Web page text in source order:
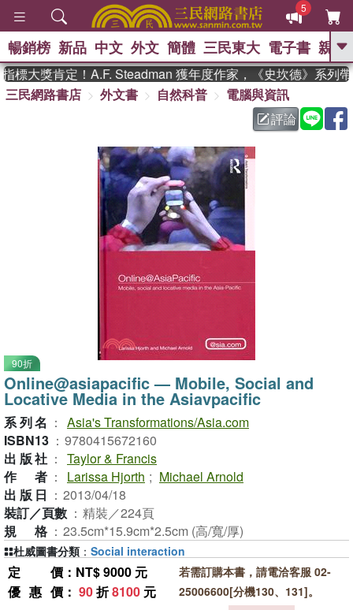
5
GO
熱搜： 東野圭吾 、 高希均教授回憶錄
父親節 、 如果歷
暑期推薦 、 國際布克
獎 臺灣漫遊錄 、 方念華
登輝時代 、 數學女孩：黎曼猜想
偉大的迷走神經
暢銷榜 新品 中文 外文 簡體 三民東大 電子書 親子
大獎肯定！A.F. Steadman 獲年度作家，《史坎德》系列帶
三民網路書店
外文書 自然科普
電腦與資訊
評論
90折
Online@asiapacific — Mobile, Social and
Locative Media in the Asiavpacific
系列名 ： Asia's Transformations/Asia.com
ISBN13 ： 9780415672160
出版社 ： Taylor & Francis
作者 ： Larissa Hjorth ; Michael Arnold
出版日 ： 2013/04/18
裝訂／頁數 ： 精裝／224頁
規格 ： 23.5cm*15.9cm*2.5cm (高/寬/厚)
定價 ：NT$ 9000 元
優惠價 ： 90折8100 元
若需訂購本書，請電洽客服 02-
25006600[分機130、131]。
杜威圖書分類 ： Social interaction